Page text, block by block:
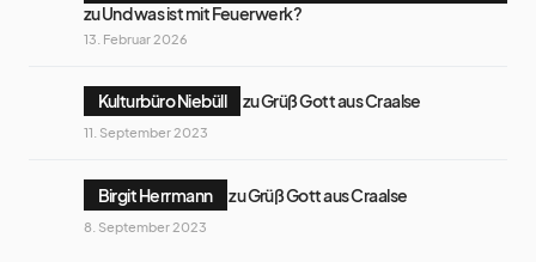
zuUnd was ist mit Feuerwerk?
13. Februar 2026
Kulturbüro Niebüll zuGrüß Gott aus Craalse
11. September 2023
Birgit Herrmann zuGrüß Gott aus Craalse
8. September 2023